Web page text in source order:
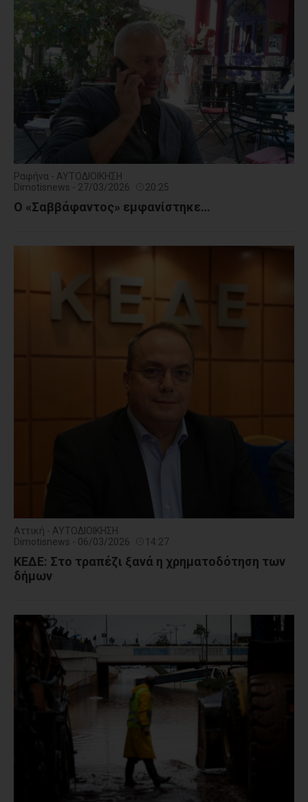
Ραφήνα - ΑΥΤΟΔΙΟΙΚΗΣΗ
Dimotisnews - 27/03/2026
20:25
Ο «Σαββάφαντος» εμφανίστηκε…
Αττική - ΑΥΤΟΔΙΟΙΚΗΣΗ
Dimotisnews - 06/03/2026
14:27
ΚΕΔΕ: Στο τραπέζι ξανά η χρηματοδότηση των
δήμων